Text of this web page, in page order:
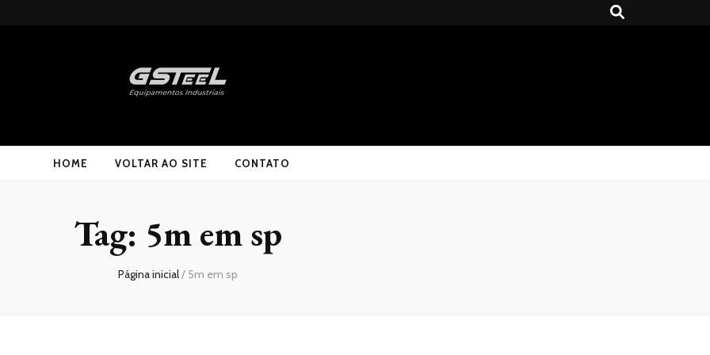
HOME VOLTAR AO SITE CONTATO
Tag: 5m em sp
Página inicial/ 5m em sp